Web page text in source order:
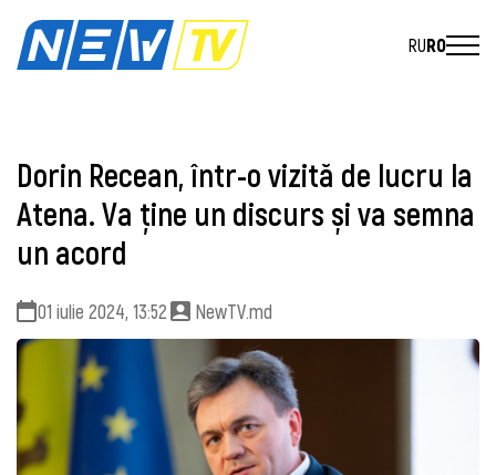
RURO
Dorin Recean, într-o vizită de lucru la
Atena. Va ține un discurs și va semna
un acord
01 iulie 2024, 13:52 NewTV.md